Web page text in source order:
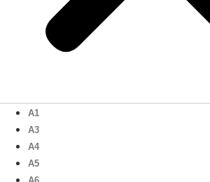
A1
A3
A4
A5